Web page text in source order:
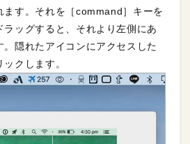
ます。それを［command］キーを
ッグすると、それより左側にあ
。隠れたアイコンにアクセスした
クします。